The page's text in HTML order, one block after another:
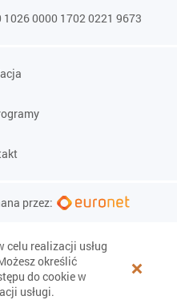
0000 1702 0221 9673
przez:
celu realizacji usług
określić
do cookie w
usługi.